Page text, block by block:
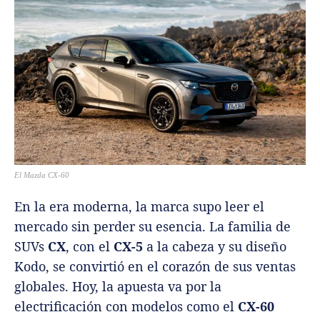
El Mazda CX-60
En la era moderna, la marca supo leer el
mercado sin perder su esencia. La familia de
SUVs CX, con el CX-5 a la cabeza y su diseño
Kodo, se convirtió en el corazón de sus ventas
globales. Hoy, la apuesta va por la
electrificación con modelos como el CX-60